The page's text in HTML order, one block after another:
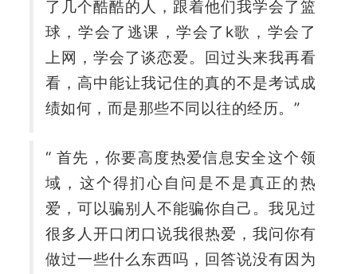
了几个酷酷的人，跟着他们我学会了篮
球，学会了逃课，学会了k歌，学会了
上网，学会了谈恋爱。回过头来我再看
看，高中能让我记住的真的不是考试成
绩如何，而是那些不同以往的经历。”
“ 首先，你要高度热爱信息安全这个领
域，这个得扪心自问是不是真正的热
爱，可以骗别人不能骗你自己。我见过
很多人开口闭口说我很热爱，我问你有
做过一些什么东西吗，回答说没有因为